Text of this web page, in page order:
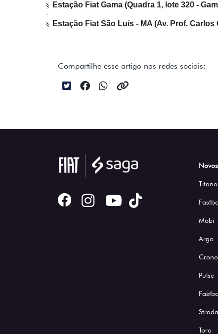
§
Estação Fiat Gama (Quadra 1, lote 320 -
·
§
Estação Fiat São Luís - MA (Av. Prof.
Compartilhe esse artigo nas redes sociais:
Novos
Titano
Mobi
Argo
Pulse
Strada
Toro